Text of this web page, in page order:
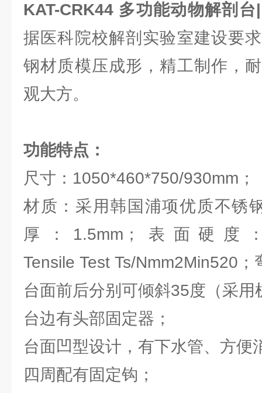
KAT-CRK44 多功能动物解剖
据医科院校解剖实验室建设要
钢材质模压成形，精工制作，
观大方。
功能特点：
尺寸：1050*460*750/930mm；
材质：采用韩国浦项优质不锈
厚：1.5mm；表面硬度
Tensile Test Ts/Nmm2Min520；
台面前后分别可倾斜35度（采用
台边有头部固定器；
台面凹型设计，有下水管、方便
四周配有固定钩；